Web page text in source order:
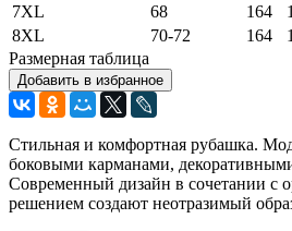
7XL
68 164
8XL
70-72 164
Размерная таблица
Добавить в избранное
Стильная и комфортная рубашка.
боковыми карманами,
Современный дизайн в сочетании с
решением создают неотразимый